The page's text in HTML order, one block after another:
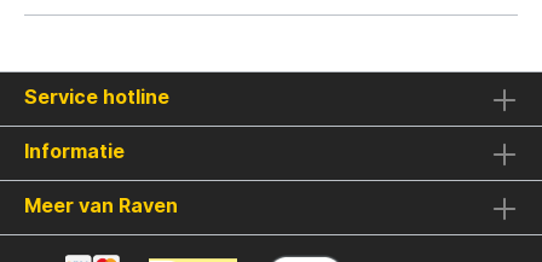
Service hotline
Informatie
Meer van Raven